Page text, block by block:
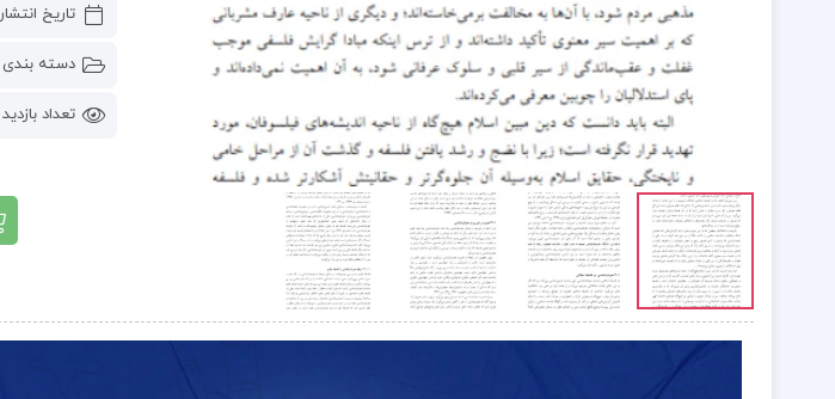
تاریخ انتشار
دسته بندی
تعداد بازدید